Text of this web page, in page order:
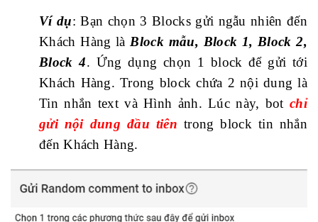
Ví dụ: Bạn chọn 3 Blocks gửi ngẫu nhiên đến
Khách Hàng làBlock mẫu, Block 1, Block 2,
Block 4. Ứng dụng chọn 1 block để gửi tới
Khách Hàng. Trong block chứa 2 nội dung là
Tin nhắn text và Hình ảnh. Lúc này, botchỉ
gửi nội dung đầu tiên trong block tin nhắn
đến Khách Hàng.